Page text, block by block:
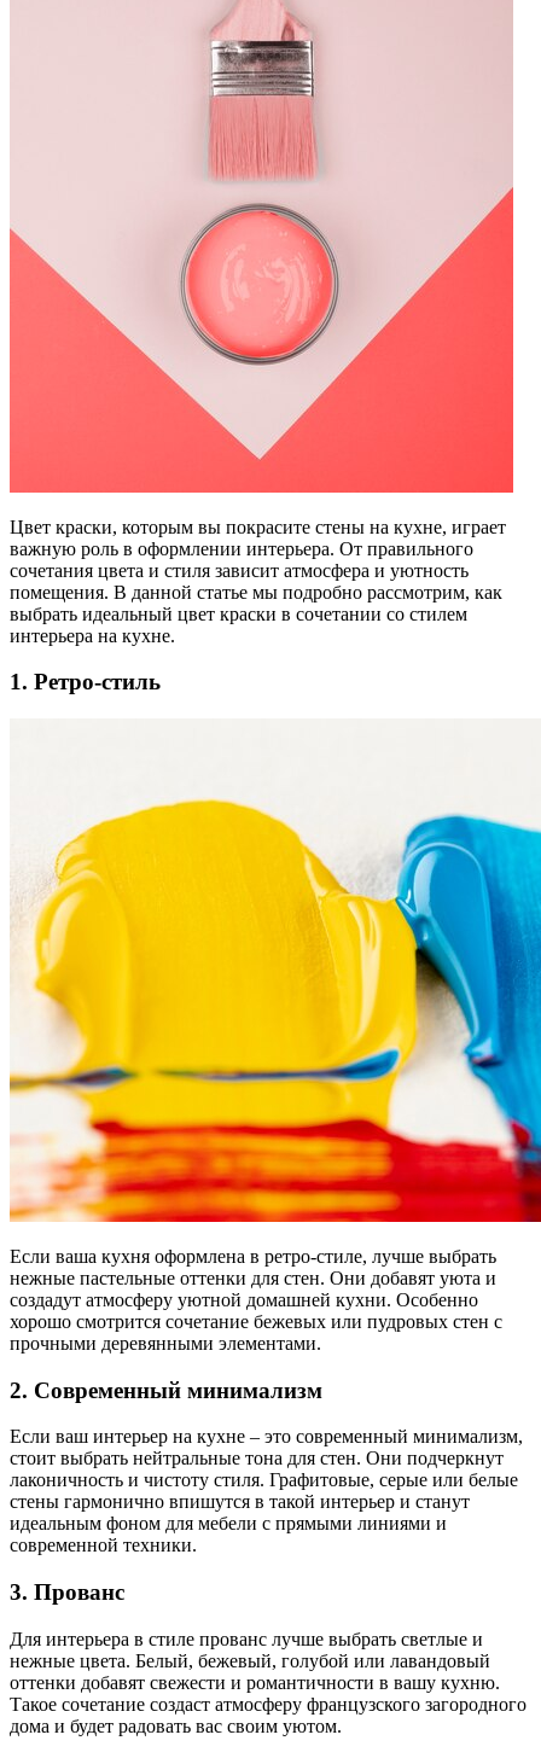
Цвет краски, которым вы покрасите стены на кухне, играет
важную роль в оформлении интерьера. От правильного
сочетания цвета и стиля зависит атмосфера и уютность
помещения. В данной статье мы подробно рассмотрим, как
выбрать идеальный цвет краски в сочетании со стилем
интерьера на кухне.
1. Ретро-стиль
Если ваша кухня оформлена в ретро-стиле, лучше выбрать
нежные пастельные оттенки для стен. Они добавят уюта и
создадут атмосферу уютной домашней кухни. Особенно
хорошо смотрится сочетание бежевых или пудровых стен с
прочными деревянными элементами.
2. Современный минимализм
Если ваш интерьер на кухне – это современный минимализм,
стоит выбрать нейтральные тона для стен. Они подчеркнут
лаконичность и чистоту стиля. Графитовые, серые или белые
стены гармонично впишутся в такой интерьер и станут
идеальным фоном для мебели с прямыми линиями и
современной техники.
3. Прованс
Для интерьера в стиле прованс лучше выбрать светлые и
нежные цвета. Белый, бежевый, голубой или лавандовый
оттенки добавят свежести и романтичности в вашу кухню.
Такое сочетание создаст атмосферу французского загородного
дома и будет радовать вас своим уютом.